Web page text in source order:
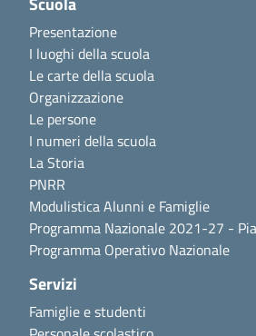
Presentazione
I luoghi della scuola
Le carte della scuola
Organizzazione
Le persone
I numeri della scuola
La Storia
PNRR
Modulistica Alunni e Famiglie
Programma Nazionale 2021-27 -
Programma Operativo Nazionale
Servizi
Famiglie e studenti